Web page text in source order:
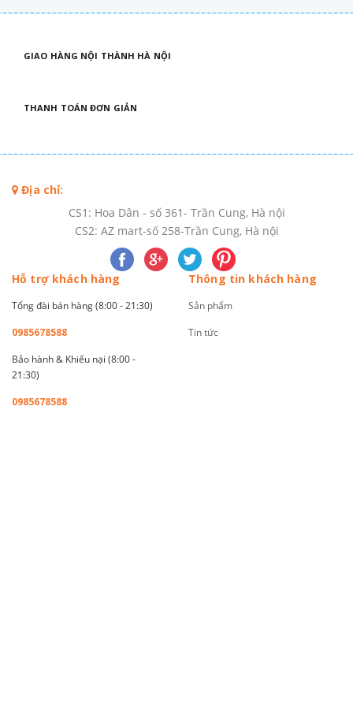
GIAO HÀNG NỘI THÀNH HÀ NỘI
THANH TOÁN ĐƠN GIẢN
Địa chỉ:
CS1: Hoa Dân - số 361- Trần Cung, Hà nội
CS2: AZ mart-số 258-Trần Cung, Hà nội
Hỗ trợ khách hàng
Tổng đài bán hàng (8:00 - 21:30)
0985678588
Bảo hành & Khiếu nại (8:00 -
21:30)
0985678588
Thông tin khách hàng
Sản phẩm
Tin tức